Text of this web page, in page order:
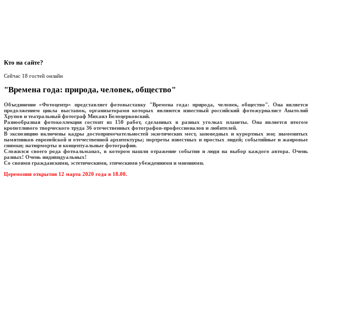
Кто на сайте?
Сейчас 18 гостей онлайн
"Времена года: природа, человек, общество"
Объединение «Фотоцентр» представляет фотовыставку "Времена года: природа, человек, общество". Она является
продолжением цикла выставок, организаторами которых являются известный российский фотожурналист Анатолий
Хрупов и театральный фотограф Михаил Белоцерковский.
Разнообразная фотоколлекция состоит из 150 работ, сделанных в разных уголках планеты. Она является итогом
кропотливого творческого труда 36 отечественных фотографов-профессионалов и любителей.
В экспозицию включены кадры достопримечательностей экзотических мест, заповедных и курортных зон; знаменитых
памятников европейской и отечественной архитектуры; портреты известных и простых людей; событийные и жанровые
снимки; натюрморты и концептуальные фотографии.
Сложился своего рода фотоальманах, в котором нашли отражение события и люди на выбор каждого автора. Очень
разных! Очень индивидуальных!
Со своими гражданскими, эстетическими, этическими убеждениями и мнениями.
Церемония открытия 12 марта 2020 года в 18.00.